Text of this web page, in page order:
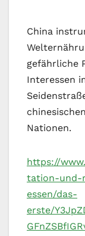
China
gefährliche
Interessen
Nationen.
https://
tation-und-
essen/das-
erste/